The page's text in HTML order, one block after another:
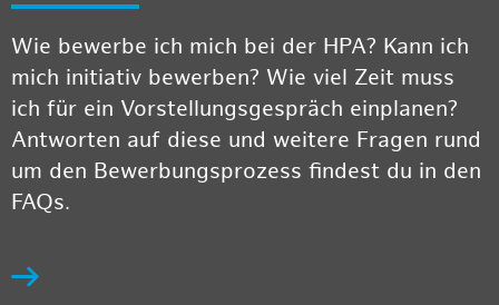
Wie bewerbe ich mich bei der HPA? Kann ich
mich initiativ bewerben? Wie viel Zeit muss
ich für ein Vorstellungsgespräch einplanen?
Antworten auf diese und weitere Fragen rund
um den Bewerbungsprozess findest du in den
FAQs.